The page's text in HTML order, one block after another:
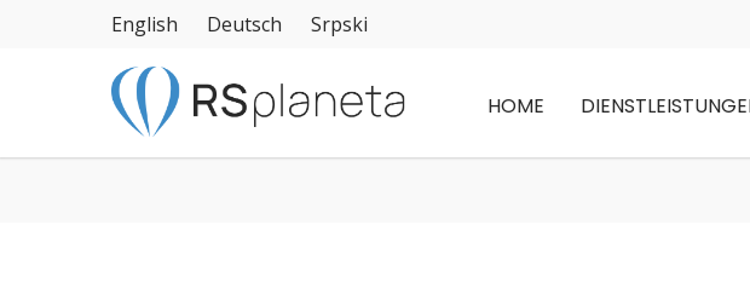
English Deutsch Srpski
HOME